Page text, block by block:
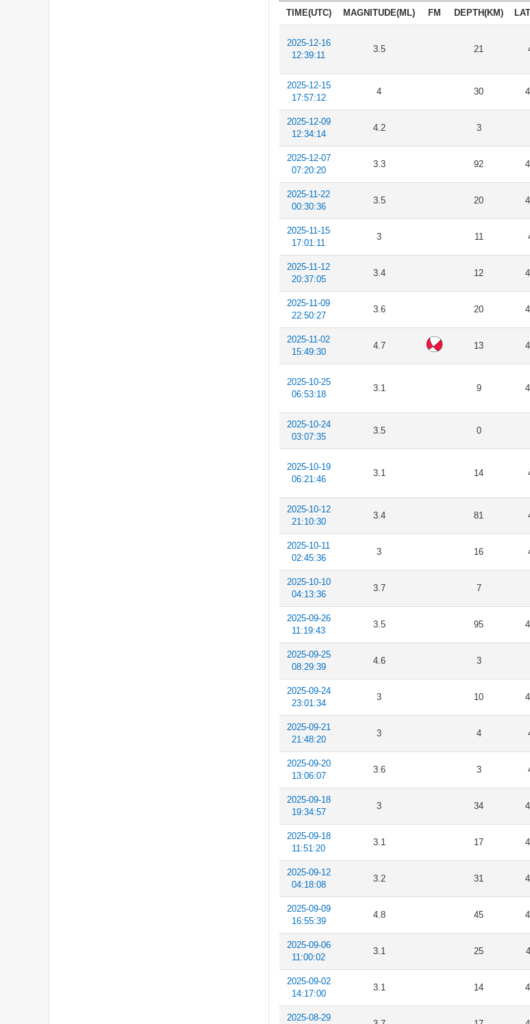
TIME(UTC) MAGNITUDE(ML) FM DEPTH(KM)
2025-12-16
12:39:11
3.5 21
2025-12-15
17:57:12
4 30
2025-12-09
12:34:14
4.2 3
2025-12-07
07:20:20
3.3 92
2025-11-22
00:30:36
3.5 20
2025-11-15
17:01:11
3 11
2025-11-12
20:37:05
3.4 12
2025-11-09
22:50:27
3.6 20
2025-11-02
15:49:30
4.7 13
2025-10-25
06:53:18
3.1 9
2025-10-24
03:07:35
3.5 0
2025-10-19
06:21:46
3.1 14
2025-10-12
21:10:30
3.4 81
2025-10-11
02:45:36
3 16
2025-10-10
04:13:36
3.7 7
2025-09-26
11:19:43
3.5 95
2025-09-25
08:29:39
4.6 3
2025-09-24
23:01:34
3 10
2025-09-21
21:48:20
3 4
2025-09-20
13:06:07
3.6 3
2025-09-18
19:34:57
3 34
2025-09-18
11:51:20
3.1 17
2025-09-12
04:18:08
3.2 31
2025-09-09
16:55:39
4.8 45
2025-09-06
11:00:02
3.1 25
2025-09-02
14:17:00
3.1 14
2025-08-29